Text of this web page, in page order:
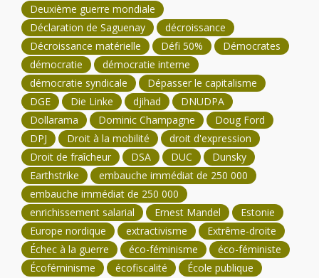
Deuxième guerre mondiale
Déclaration de Saguenay
décroissance
Décroissance matérielle
Défi 50%
Démocrates
démocratie
démocratie interne
démocratie syndicale
Dépasser le capitalisme
DGE
Die Linke djihad
DNUDPA
Dollarama
Dominic Champagne
Doug Ford
DPJ
Droit à la mobilité
droit d'expression
Droit de fraîcheur
DSA DUC
Dunsky
Earthstrike
embauche immédiat de 250 000
embauche immédiat de 250 000
enrichissement salarial
Ernest Mandel
Estonie
Europe nordique
extractivisme
Extrême-droite
Échec à la guerre
éco-féminisme
éco-féministe
Écoféminisme
écofiscalité
École publique